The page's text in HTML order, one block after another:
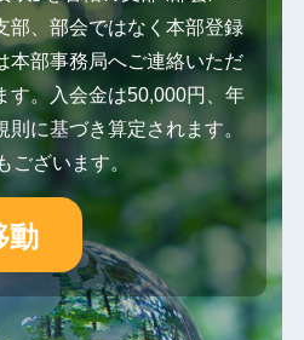
部、部会ではなく本部登録
本部事務局へご連絡いただ
す。入会金は50,000円、年
に基づき算定されます。
ございます。
動